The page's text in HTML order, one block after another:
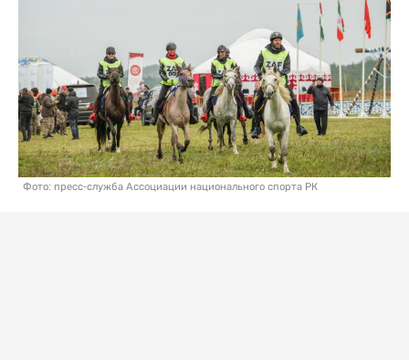
Фото: пресс-служба Ассоциации национального спорта РК